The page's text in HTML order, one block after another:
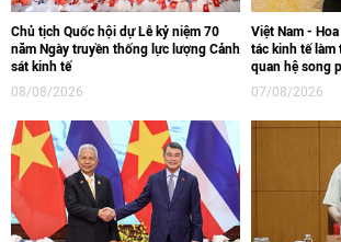
Chủ tịch Quốc hội dự Lễ kỷ niệm 70
năm Ngày truyền thống lực lượng Cảnh
sát kinh tế
08/08/2026
Việt Nam -
tác kinh tế làm
quan hệ song
07/08/2026